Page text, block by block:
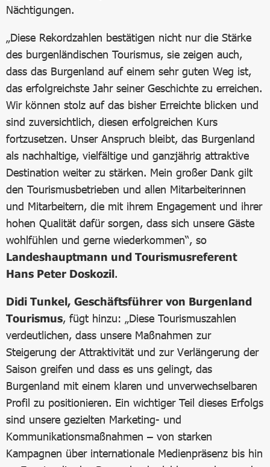
Nächtigungen.
„Diese Rekordzahlen bestätigen nicht nur die Stärke
des burgenländischen Tourismus, sie zeigen auch,
dass das Burgenland auf einem sehr guten Weg ist,
das erfolgreichste Jahr seiner Geschichte zu erreichen.
Wir können stolz auf das bisher Erreichte blicken und
sind zuversichtlich, diesen erfolgreichen Kurs
fortzusetzen. Unser Anspruch bleibt, das Burgenland
als nachhaltige, vielfältige und ganzjährig attraktive
Destination weiter zu stärken. Mein großer Dank gilt
den Tourismusbetrieben und allen Mitarbeiterinnen
und Mitarbeitern, die mit ihrem Engagement und ihrer
hohen Qualität dafür sorgen, dass sich unsere Gäste
wohlfühlen und gerne wiederkommen“, so
Landeshauptmann und Tourismusreferent
Hans Peter Doskozil.
Didi Tunkel, Geschäftsführer von Burgenland
Tourismus, fügt hinzu: „Diese Tourismuszahlen
verdeutlichen, dass unsere Maßnahmen zur
Steigerung der Attraktivität und zur Verlängerung der
Saison greifen und dass es uns gelingt, das
Burgenland mit einem klaren und unverwechselbaren
Profil zu positionieren. Ein wichtiger Teil dieses Erfolgs
sind unsere gezielten Marketing- und
Kommunikationsmaßnahmen – von starken
Kampagnen über internationale Medienpräsenz bis hin